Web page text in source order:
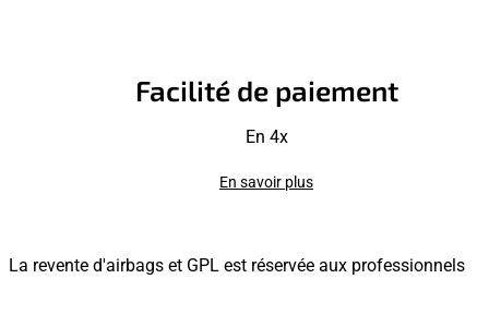
Facilité de paiement
En 4x
En savoir plus
La revente d'airbags et GPL est réservée aux professionnels